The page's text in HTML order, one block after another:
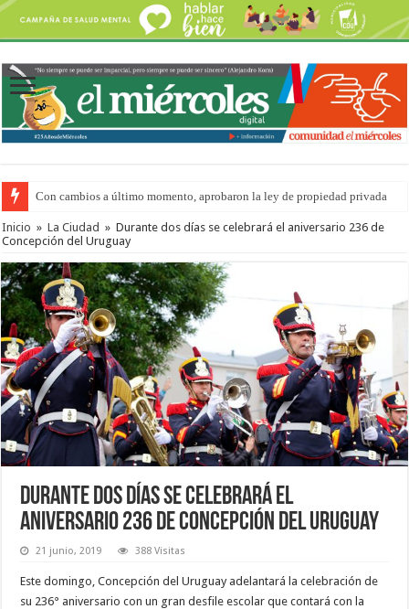
Con cambios a último momento, aprobaron la ley de propiedad privada
Inicio » La Ciudad » Durante dos días se celebrará el aniversario 236 de
Concepción del Uruguay
Durante dos días se celebrará el
aniversario 236 de Concepción del Uruguay
21 junio, 2019 388 Visitas
Este domingo, Concepción del Uruguay adelantará la celebración de
su 236° aniversario con un gran desfile escolar que contará con la